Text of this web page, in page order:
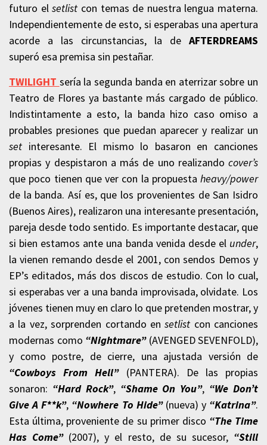
futuro elsetlist con temas de nuestra lengua materna.
Independientemente de esto, si esperabas una apertura
acorde a las circunstancias, la de AFTERDREAMS
superó esa premisa sin pestañar.
TWILIGHT sería la segunda banda en aterrizar sobre un
Teatro de Flores ya bastante más cargado de público.
Indistintamente a esto, la banda hizo caso omiso a
probables presiones que puedan aparecer y realizar un
set interesante. El mismo lo basaron en canciones
propias y despistaron a más de uno realizando cover’s
que poco tienen que ver con la propuesta heavy/power
de la banda. Así es, que los provenientes de San Isidro
(Buenos Aires), realizaron una interesante presentación,
pareja desde todo sentido. Es importante destacar, que
si bien estamos ante una banda venida desde el under,
la vienen remando desde el 2001, con sendos Demos y
EP’s editados, más dos discos de estudio. Con lo cual,
si esperabas ver a una banda improvisada, olvidate. Los
jóvenes tienen muy en claro lo que pretenden mostrar, y
a la vez, sorprenden cortando ensetlist con canciones
modernas como “Nightmare”(AVENGED SEVENFOLD),
y como postre, de cierre, una ajustada versión de
“Cowboys From Hell”(PANTERA). De las propias
sonaron: “Hard Rock”, “Shame On You”, “We Don’t
Give A F**k”, “Nowhere To Hide”(nueva) y “Katrina”.
Esta última, proveniente de su primer disco “The Time
Has Come” (2007), y el resto, de su sucesor, “Still